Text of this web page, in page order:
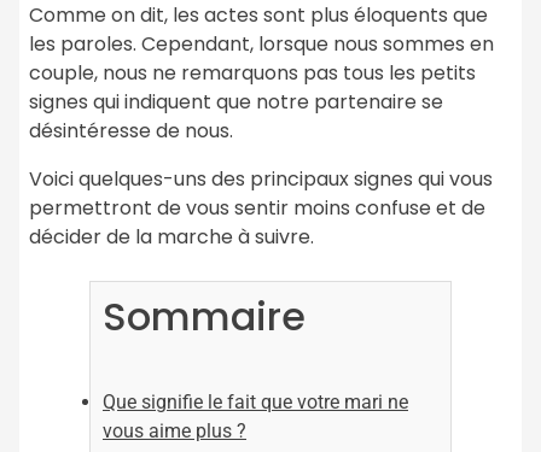
Comme on dit, les actes sont plus éloquents que
les paroles. Cependant, lorsque nous sommes en
couple, nous ne remarquons pas tous les petits
signes qui indiquent que notre partenaire se
désintéresse de nous.
Voici quelques-uns des principaux signes qui vous
permettront de vous sentir moins confuse et de
décider de la marche à suivre.
Sommaire
Que signifie le fait que votre mari ne
vous aime plus ?